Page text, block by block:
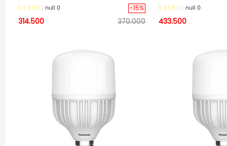
null 0 -15%
314.500 370.000
null 0
433.500